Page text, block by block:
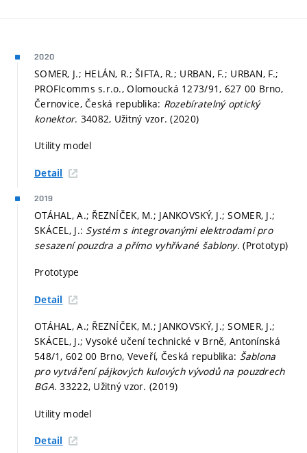
2020
SOMER, J.; HELÁN, R.; ŠIFTA, R.; URBAN, F.; URBAN, F.;
PROFIcomms s.r.o., Olomoucká 1273/91, 627 00 Brno,
Černovice, Česká republika: Rozebíratelný optický
konektor. 34082, Užitný vzor. (2020)
Utility model
Detail
2019
OTÁHAL, A.; ŘEZNÍČEK, M.; JANKOVSKÝ, J.; SOMER, J.;
SKÁCEL, J.: Systém s integrovanými elektrodami pro
sesazení pouzdra a přímo vyhřívané šablony. (Prototyp)
Prototype
Detail
OTÁHAL, A.; ŘEZNÍČEK, M.; JANKOVSKÝ, J.; SOMER, J.;
SKÁCEL, J.; Vysoké učení technické v Brně, Antonínská
548/1, 602 00 Brno, Veveří, Česká republika: Šablona
pro vytváření pájkových kulových vývodů na pouzdrech
BGA. 33222, Užitný vzor. (2019)
Utility model
Detail